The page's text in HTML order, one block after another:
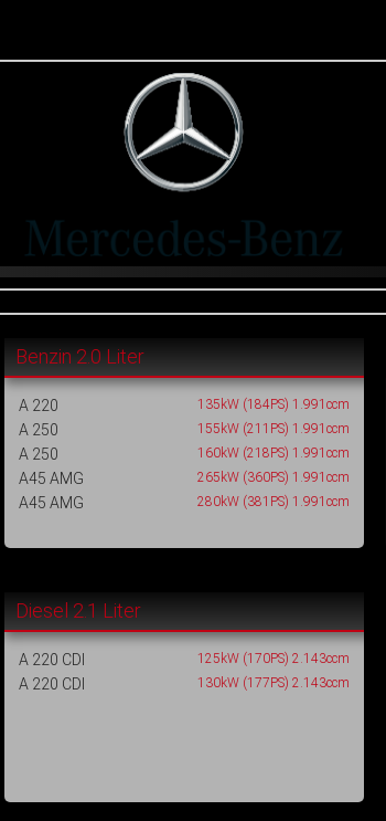
Benzin 2.0 Liter
A 220 135kW (184PS) 1.991ccm
A 250 155kW (211PS) 1.991ccm
A 250 160kW (218PS) 1.991ccm
A45 AMG 265kW (360PS) 1.991ccm
A45 AMG 280kW (381PS) 1.991ccm
Diesel 2.1 Liter
A 220 CDI 125kW (170PS) 2.143ccm
A 220 CDI 130kW (177PS) 2.143ccm